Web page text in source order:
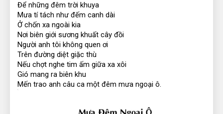
Để những đêm trời khuya
Mưa tí tách như đếm canh dài
Ở chốn xa ngoài kia
Nơi biên giới sương khuất cây đồi
Người anh tôi không quen ơi
Trên đường diệt giặc thù
Nếu chợt nghe tim ấm giữa xa xôi
Gió mang ra biên khu
Mến trao anh câu ca một đêm mưa ngoại ô.